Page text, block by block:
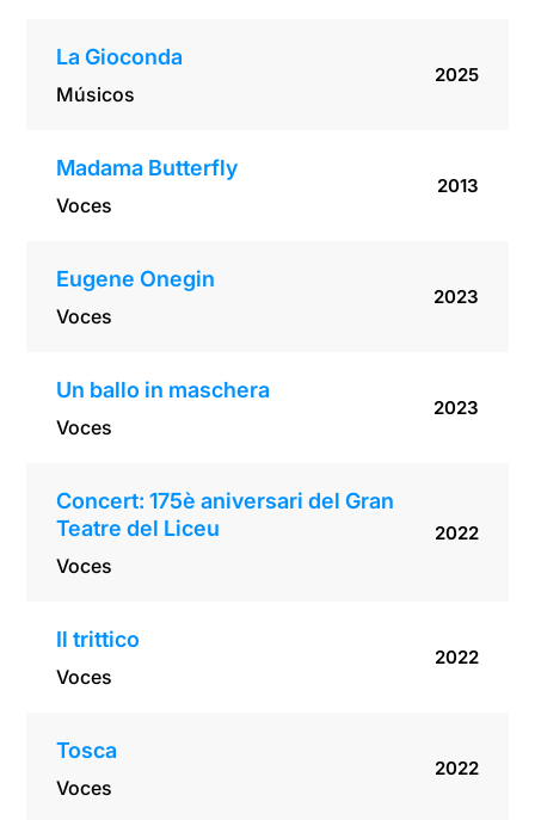
La Gioconda
Músicos
2025
Madama Butterfly
Voces
2013
Eugene Onegin
Voces
2023
Un ballo in maschera
Voces
2023
Concert: 175è aniversari del Gran
Teatre del Liceu
Voces
2022
Il trittico
Voces
2022
Tosca
Voces
2022